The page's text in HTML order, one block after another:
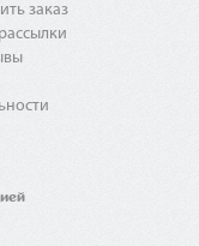
заказ